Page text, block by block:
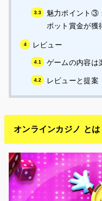
魅力ポイント③
ポット賞金が獲
レビュー
ゲームの内容は
レビューと提案
オンラインカジノ とは